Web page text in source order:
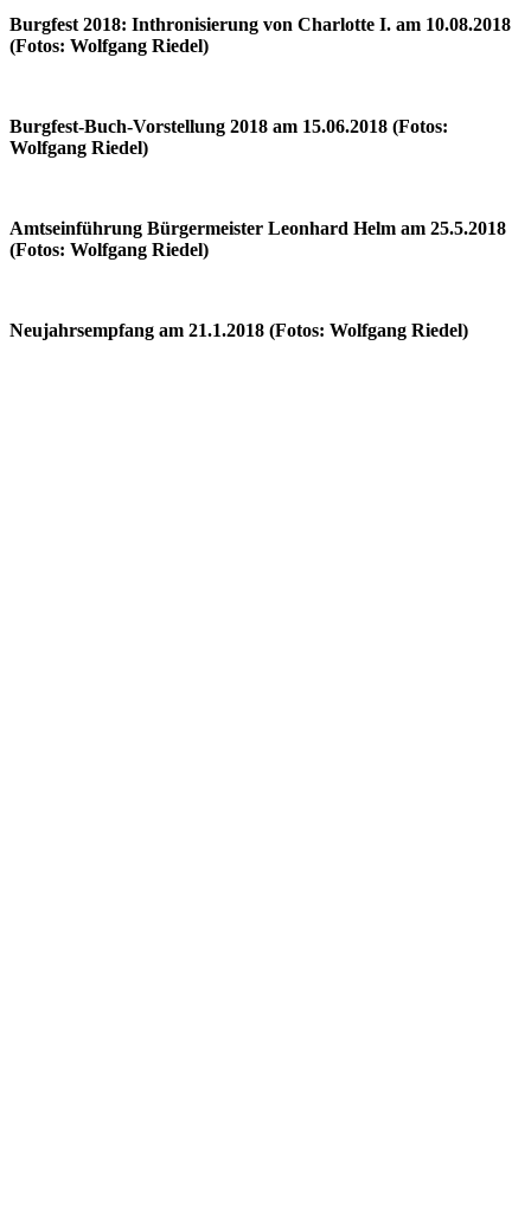
Burgfest 2018: Inthronisierung von Charlotte I. am 10.08.2018
(Fotos: Wolfgang Riedel)
Burgfest-Buch-Vorstellung 2018 am 15.06.2018 (Fotos:
Wolfgang Riedel)
Amtseinführung Bürgermeister Leonhard Helm am 25.5.2018
(Fotos: Wolfgang Riedel)
Neujahrsempfang am 21.1.2018 (Fotos: Wolfgang Riedel)